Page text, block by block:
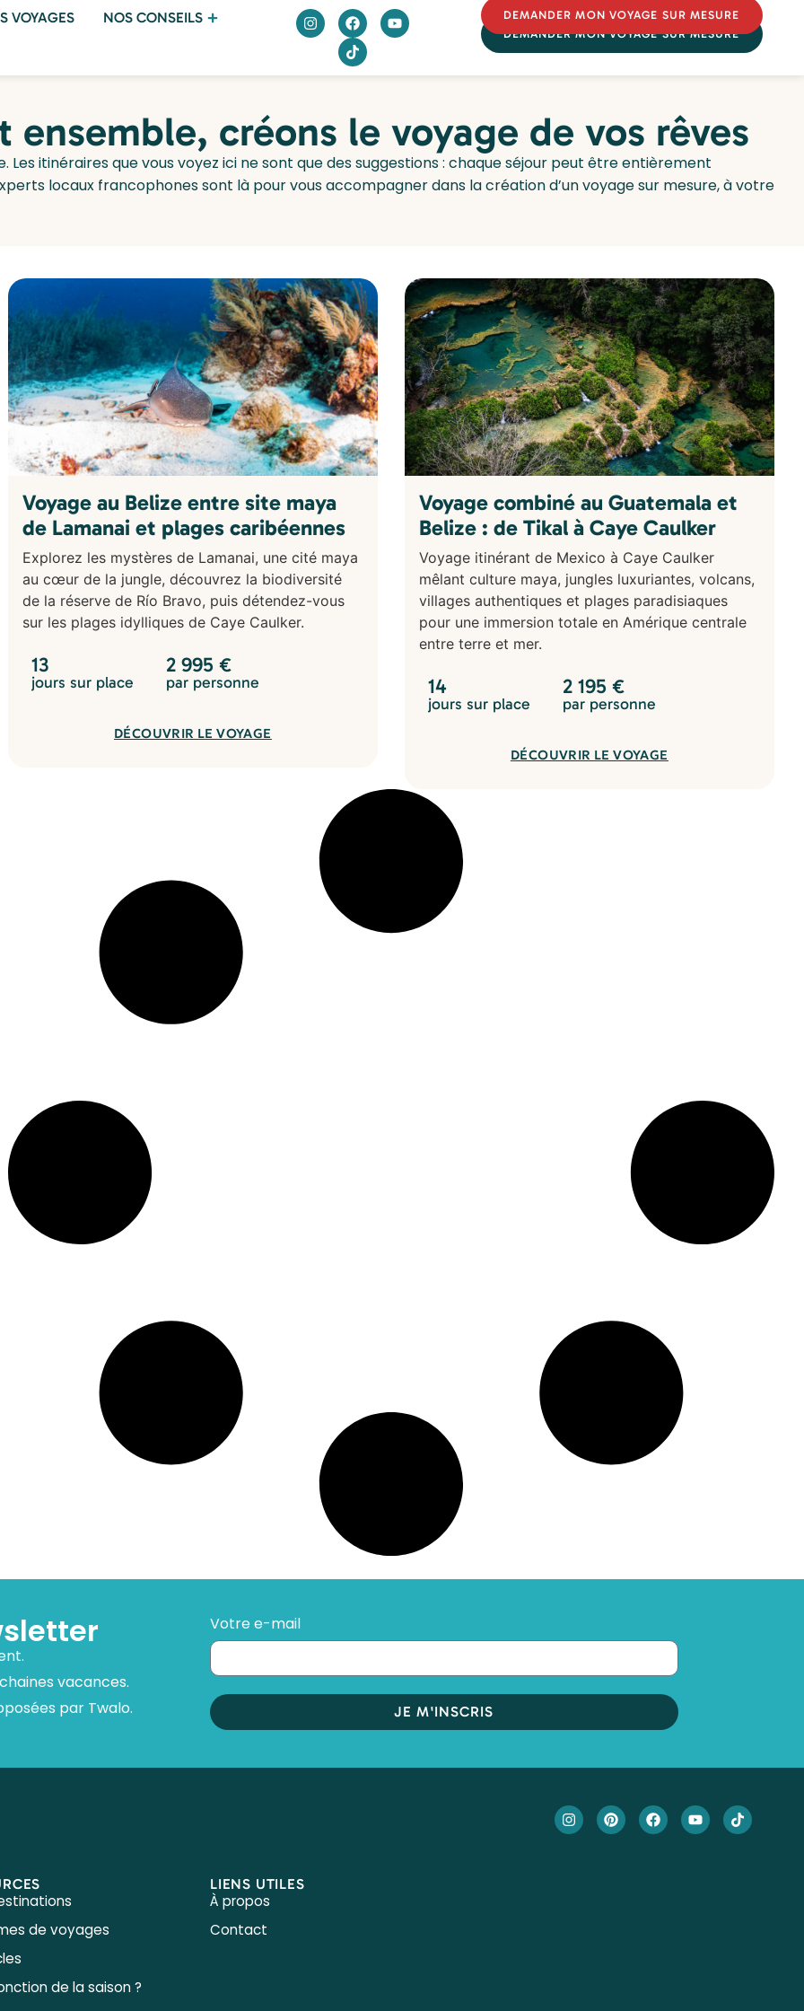
VOYAGES NOS CONSEILS
DEMANDER MON VOYAGE SUR MESURE
DEMANDER MON VOYAGE SUR MESURE
ensemble, créons le voyage de vos rêves
itinéraires que vous voyez ici ne sont que des suggestions : chaque séjour peut être entièrement
locaux francophones sont là pour vous accompagner dans la création d’un voyage sur mesure, à votre
Voyage au Belize entre site maya
de Lamanai et plages caribéennes
Explorez les mystères de Lamanai, une cité maya
au cœur de la jungle, découvrez la biodiversité
de la réserve de Río Bravo, puis détendez-vous
sur les plages idylliques de Caye Caulker.
13
jours sur place
2 995 €
par personne
DÉCOUVRIR LE VOYAGE
Voyage combiné au Guatemala et
Belize : de Tikal à Caye Caulker
Voyage itinérant de Mexico à Caye Caulker
mêlant culture maya, jungles luxuriantes, volcans,
villages authentiques et plages paradisiaques
pour une immersion totale en Amérique centrale
entre terre et mer.
14
jours sur place
2 195 €
par personne
DÉCOUVRIR LE VOYAGE
vacances.
par Twalo.
Votre e-mail
JE M'INSCRIS
de voyages
de la saison ?
LIENS UTILES
À propos
Contact